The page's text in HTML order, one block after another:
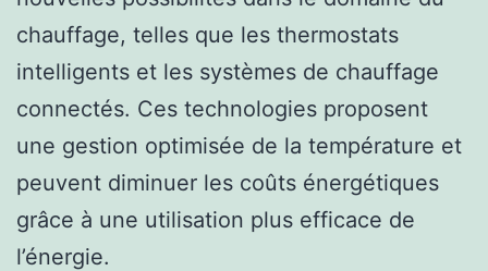
chauffage, telles que les thermostats
intelligents et les systèmes de chauffage
connectés. Ces technologies proposent
une gestion optimisée de la température et
peuvent diminuer les coûts énergétiques
grâce à une utilisation plus efficace de
l’énergie.